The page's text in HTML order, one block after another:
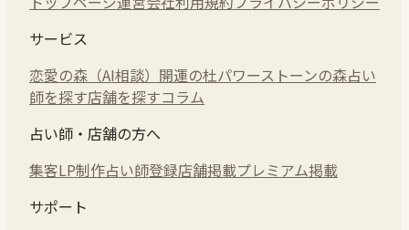
サービス
恋愛の森（AI相談） 開運の杜パワーストーンの森占い
師を探す店舗を探すコラム
占い師・店舗の方へ
集客LP制作占い師登録店舗掲載プレミアム掲載
サポート